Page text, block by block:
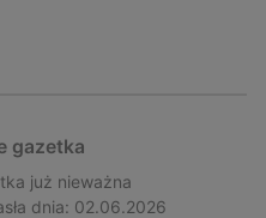
gazetka
już nieważna
dnia: 02.06.2026